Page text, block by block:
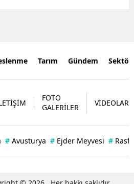
Tarım Gündem
FOTO
GALERİLER
VİDEOLAR
# Avusturya # Ejder Meyvesi # Rasff